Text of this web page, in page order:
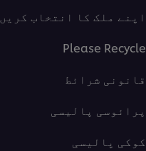
اپنے ملک کا انتخاب کریں
Please Recycle
قانونی شرائط
پرائوسی پالیسی
کوکی پالیسی